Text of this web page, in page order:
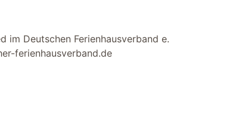
im Deutschen Ferienhausverband e.
ferienhausverband.de